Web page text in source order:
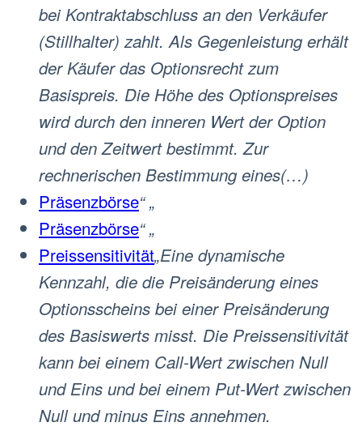
bei Kontraktabschluss an den Verkäufer
(Stillhalter) zahlt. Als Gegenleistung erhält
der Käufer das Optionsrecht zum
Basispreis. Die Höhe des Optionspreises
wird durch den inneren Wert der Option
und den Zeitwert bestimmt. Zur
rechnerischen Bestimmung eines(…)
Präsenzbörse“ „
Präsenzbörse“ „
Preissensitivität„Eine dynamische
Kennzahl, die die Preisänderung eines
Optionsscheins bei einer Preisänderung
des Basiswerts misst. Die Preissensitivität
kann bei einem Call-Wert zwischen Null
und Eins und bei einem Put-Wert zwischen
Null und minus Eins annehmen.